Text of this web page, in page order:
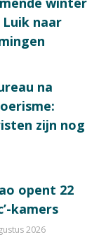
naar
na
zijn nog
opent 22
kamers
2026